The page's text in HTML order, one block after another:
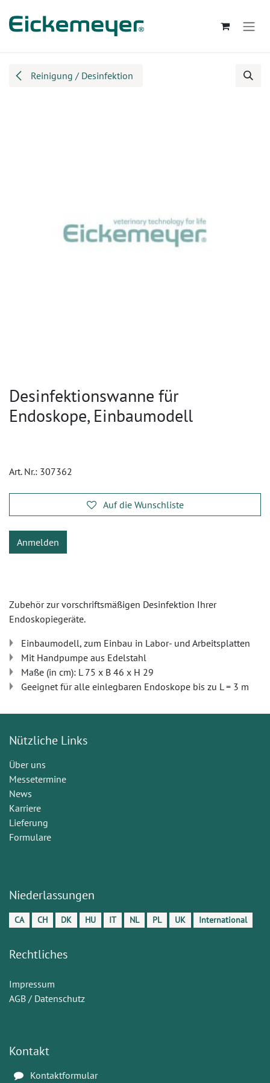
Reinigung / Desinfektion
Desinfektionswanne für
Endoskope, Einbaumodell
Art. Nr.: 307362
Auf die Wunschliste
Anmelden
Zubehör zur vorschriftsmäßigen Desinfektion Ihrer
Endoskopiegeräte.
Einbaumodell, zum Einbau in Labor- und Arbeitsplatten
Mit Handpumpe aus Edelstahl
Maße (in cm): L 75 x B 46 x H 29
Geeignet für alle einlegbaren Endoskope bis zu L = 3 m
Nützliche Links
Über uns
Messetermine
News
Karriere
Lieferung
Formulare
Niederlassungen
CA CH DK HU IT NL PL UK International
Rechtliches
Impressum
AGB / Datenschutz
Kontakt
Kontaktformular